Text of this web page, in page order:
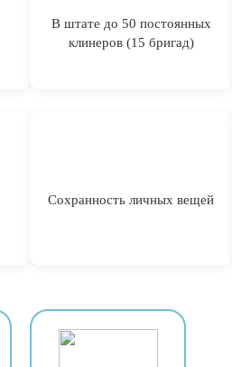
В штате до 50 постоянных
клинеров (15 бригад)
Сохранность личных вещей